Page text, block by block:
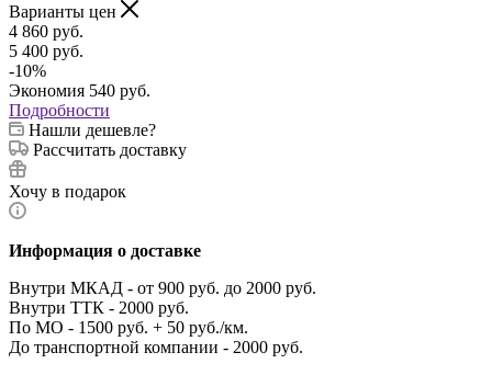
Варианты цен
4 860 руб.
5 400 руб.
-10%
Экономия 540 руб.
Подробности
Нашли дешевле?
Рассчитать доставку
Хочу в подарок
Информация о доставке
Внутри МКАД - от 900 руб. до 2000 руб.
Внутри ТТК - 2000 руб.
По МО - 1500 руб. + 50 руб./км.
До транспортной компании - 2000 руб.